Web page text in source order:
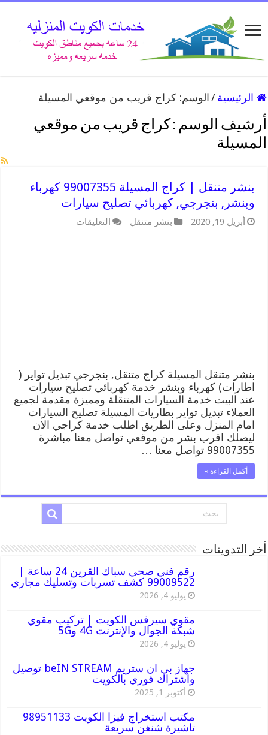
الرئيسية / الوسم:كراج قريب من موقعي المسيلة
أرشيف الوسم : كراج قريب من موقعي
المسيلة
بنشر متنقل | كراج المسيلة 99007355 كهرباء
وبنشر, بنجرجي, كهربائي تصليح سيارات
أبريل 19, 2020 بنشر متنقل التعليقات
بنشر متنقل المسيلة كراج متنقل, بنجرجي تبديل تواير (
اطارات) كهرباء وبنشر خدمة كهربائي تصليح سيارات
عند البيت خدمة السيارات المتنقلة ومميزة مقدمة لجميع
العملاء تبديل تواير بطاريات المسيلة تصليح السيارات
امام المنزل وعلى الطريق اطلب خدمة كراجي الان
ليصلك اقرب بشر من موقعي تواصل معنا مباشرة
99007355 تواصل معنا …
أكمل القراءة »
أخر التدوينات
رقم فني صحي سباك القرين 24 ساعة |
99009522 كشف تسربات وتسليك مجاري
يوليو 4, 2026
مقوي سيرفس الكويت | تركيب مقوي
شبكة الجوال والإنترنت 4G و5G
يوليو 4, 2026
جهاز بي ان ستريم beIN STREAM توصيل
واشتراك فوري بالكويت
أكتوبر 1, 2025
مكتب استخراج فيزا الكويت 98951133
تاشيرة شنغن سريعة